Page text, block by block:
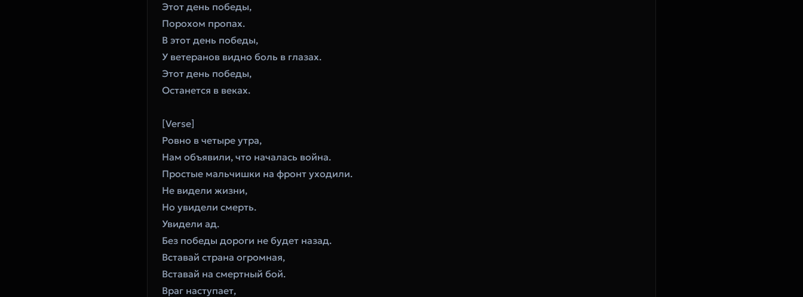
‎Этот день победы,
‎Порохом пропах.
‎В этот день победы,
‎У ветеранов видно боль в глазах.
‎Этот день победы,
‎Останется в веках.
‎[Verse]
‎Ровно в четыре утра,
‎Нам объявили, что началась война.
‎Простые мальчишки на фронт уходили.
‎Не видели жизни,
‎Но увидели смерть.
‎Увидели ад.
‎Без победы дороги не будет назад.
‎Вставай страна огромная,
‎Вставай на смертный бой.
‎Враг наступает,